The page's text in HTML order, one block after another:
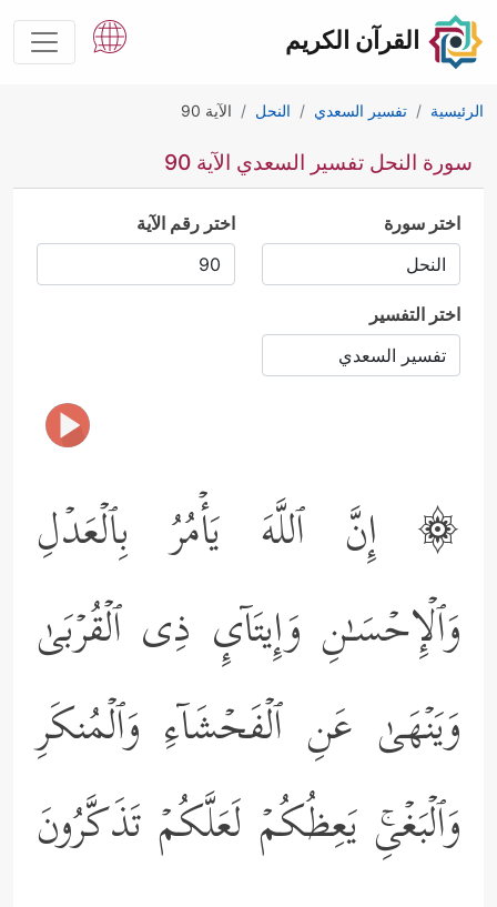
القرآن الكريم
الرئيسية تفسير السعدي النحل الآية 90
سورة النحل تفسير السعدي الآية 90
اختر سورة اختر رقم الآية
اختر التفسير
۞ إِنَّ ٱللَّهَ یَأۡمُرُ بِٱلۡعَدۡلِ
وَٱلۡإِحۡسَـٰنِ وَإِیتَاۤىِٕ ذِی ٱلۡقُرۡبَىٰ
وَیَنۡهَىٰ عَنِ ٱلۡفَحۡشَاۤءِ وَٱلۡمُنكَرِ
وَٱلۡبَغۡیِۚ یَعِظُكُمۡ لَعَلَّكُمۡ تَذَكَّرُونَ